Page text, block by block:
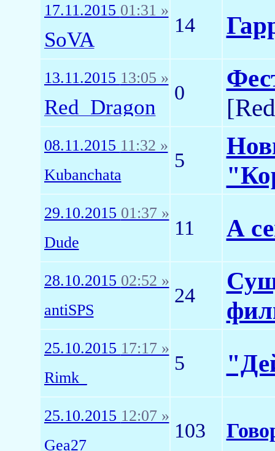
17.11.2015 01:31 »
SoVA
14
13.11.2015 13:05 »
Red_Dragon
0
08.11.2015 11:32 »
Kubanchata
5
29.10.2015 01:37 »
Dude
11 А
28.10.2015 02:52 »
antiSPS
24
25.10.2015 17:17 »
Rimk_
5
25.10.2015 12:07 »
Gea27
103